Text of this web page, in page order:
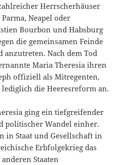
Herrscherhäuser
Neapel oder
Bourbon und Habsburg
die gemeinsamen Feinde
anzutreten. Nach dem Tod
Maria Theresia ihren
offiziell als Mitregenten,
die Heeresreform an.
ging ein tiefgreifender
politischer Wandel einher.
in Staat und Gesellschaft in
Erbfolgekrieg das
Staaten